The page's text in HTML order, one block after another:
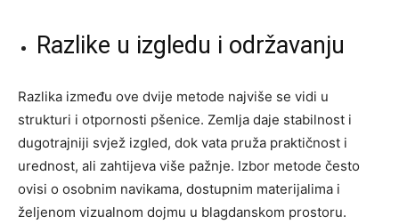
Razlike u izgledu i održavanju
Razlika između ove dvije metode najviše se vidi u
strukturi i otpornosti pšenice. Zemlja daje stabilnost i
dugotrajniji svjež izgled, dok vata pruža praktičnost i
urednost, ali zahtijeva više pažnje. Izbor metode često
ovisi o osobnim navikama, dostupnim materijalima i
željenom vizualnom dojmu u blagdanskom prostoru.